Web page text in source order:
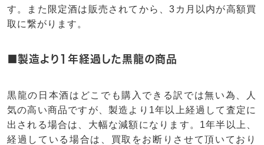
す。また限定酒は販売されてから、3カ月以内が高額買
取に繋がります。
■製造より1年経過した黒龍の商品
黒龍の日本酒はどこでも購入できる訳では無い為、人
気の高い商品ですが、製造より1年以上経過して査定に
出される場合は、大幅な減額になります。1年半以上、
経過している場合は、買取をお断りさせて頂いており